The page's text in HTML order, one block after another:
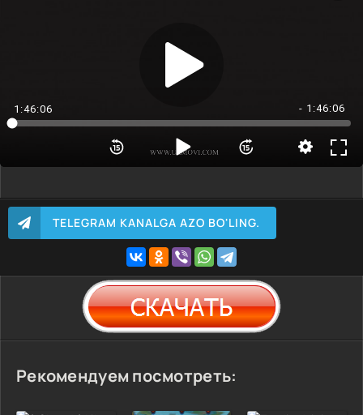
1:46:06 - 1:46:06
TELEGRAM KANALGA AZO BO'LING.
Рекомендуем посмотреть: